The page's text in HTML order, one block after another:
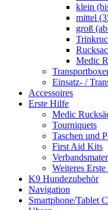
klein
mittel
groß
Medic
Einsatz- /
Accessoires
Erste Hilfe
Medic
Tourniquets
Taschen und
First Aid Kits
Weiteres
K9 Hundezubehör
Navigation
Smartphone/Tablet